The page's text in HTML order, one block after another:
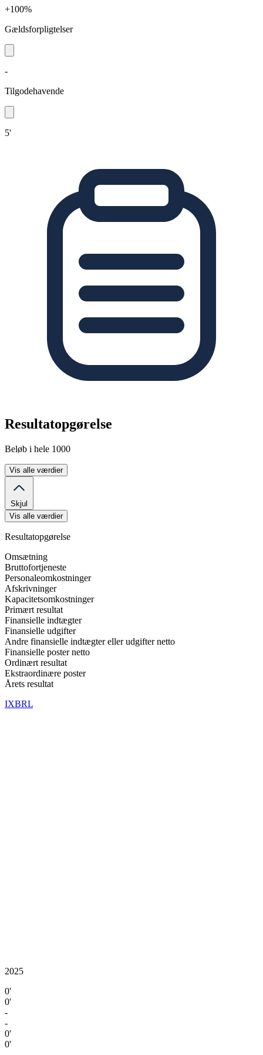
+100%
Gældsforpligtelser
-
Tilgodehavende
5'
Resultatopgørelse
Beløb i hele 1000
Vis alle værdier
Skjul
Vis alle værdier
Resultatopgørelse
Omsætning
Bruttofortjeneste
Personaleomkostninger
Afskrivninger
Kapacitetsomkostninger
Primært resultat
Finansielle indtægter
Finansielle udgifter
Andre finansielle indtægter eller udgifter netto
Finansielle poster netto
Ordinært resultat
Ekstraordinære poster
Årets resultat
IXBRL
2025
0'
0'
-
-
0'
0'